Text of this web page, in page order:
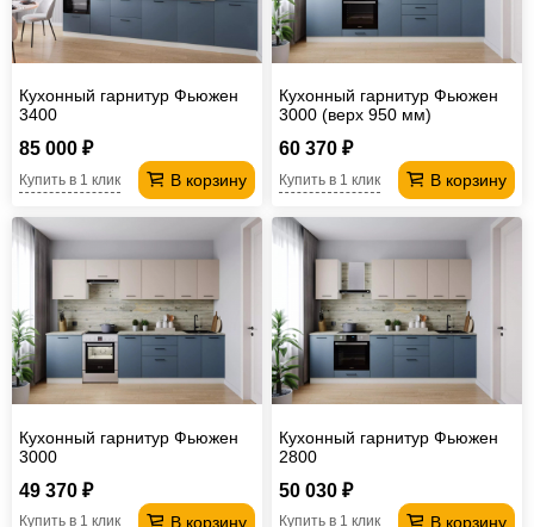
Кухонный гарнитур Фьюжен
3400
85 000 ₽
В корзину
Купить в 1 клик
Кухонный гарнитур Фьюжен
3000 (верх 950 мм)
60 370 ₽
В корзину
Купить в 1 клик
Кухонный гарнитур Фьюжен
3000
49 370 ₽
В корзину
Купить в 1 клик
Кухонный гарнитур Фьюжен
2800
50 030 ₽
В корзину
Купить в 1 клик